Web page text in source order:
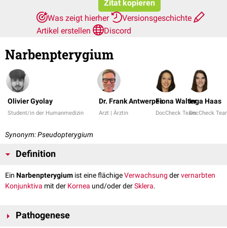
Zitat kopieren
Was zeigt hierher
Versionsgeschichte
Artikel erstellen
Discord
Narbenpterygium
Olivier Gyolay
Student/in der Humanmedizin
Dr. Frank Antwerpes
Arzt | Ärztin
Fiona Walter
DocCheck Team
Inga Haas
DocCheck
Synonym: Pseudopterygium
Definition
Ein Narbenpterygium ist eine flächigeVerwachsung dervernarbten
Konjunktiva mit der Kornea und/oder derSklera.
Pathogenese